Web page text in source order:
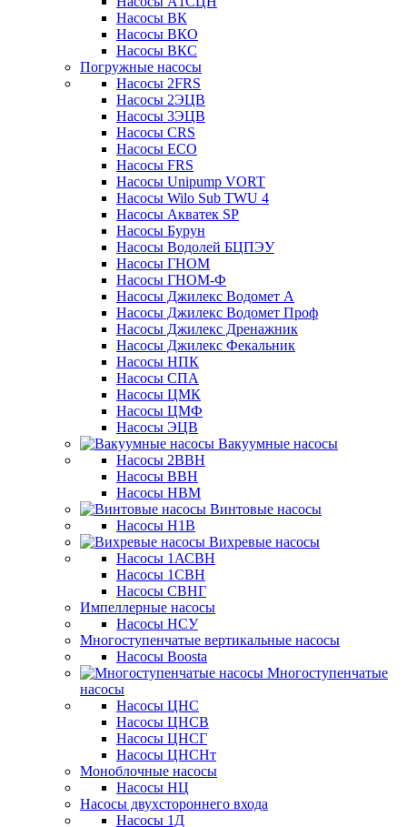
Насосы ВК
Насосы ВКО
Насосы ВКС
Погружные насосы
Насосы 2FRS
Насосы 2ЭЦВ
Насосы 3ЭЦВ
Насосы CRS
Насосы ECO
Насосы FRS
Насосы Unipump VORT
Насосы Wilo Sub TWU 4
Насосы Акватек SP
Насосы Бурун
Насосы Водолей БЦПЭУ
Насосы ГНОМ
Насосы ГНОМ-Ф
Насосы Джилекс Водомет А
Насосы Джилекс Водомет Проф
Насосы Джилекс Дренажник
Насосы Джилекс Фекальник
Насосы НПК
Насосы СПА
Насосы ЦМК
Насосы ЦМФ
Насосы ЭЦВ
Вакуумные насосы
Насосы 2ВВН
Насосы ВВН
Насосы НВМ
Винтовые насосы
Насосы Н1В
Вихревые насосы
Насосы 1АСВН
Насосы 1СВН
Насосы СВНГ
Импеллерные насосы
Насосы НСУ
Многоступенчатые вертикальные насосы
Насосы Boosta
Многоступенчатые
насосы
Насосы ЦНС
Насосы ЦНСВ
Насосы ЦНСГ
Насосы ЦНСНт
Моноблочные насосы
Насосы НЦ
Насосы двухстороннего входа
Насосы 1Д